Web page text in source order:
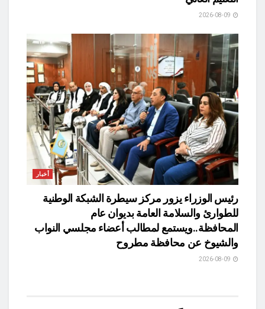
أخبار
رئيس الوزراء يزور مركز سيطرة الشبكة الوطنية
للطوارئ والسلامة العامة بديوان عام
المحافظة..ويستمع لمطالب أعضاء مجلسي النواب
والشيوخ عن محافظة مطروح